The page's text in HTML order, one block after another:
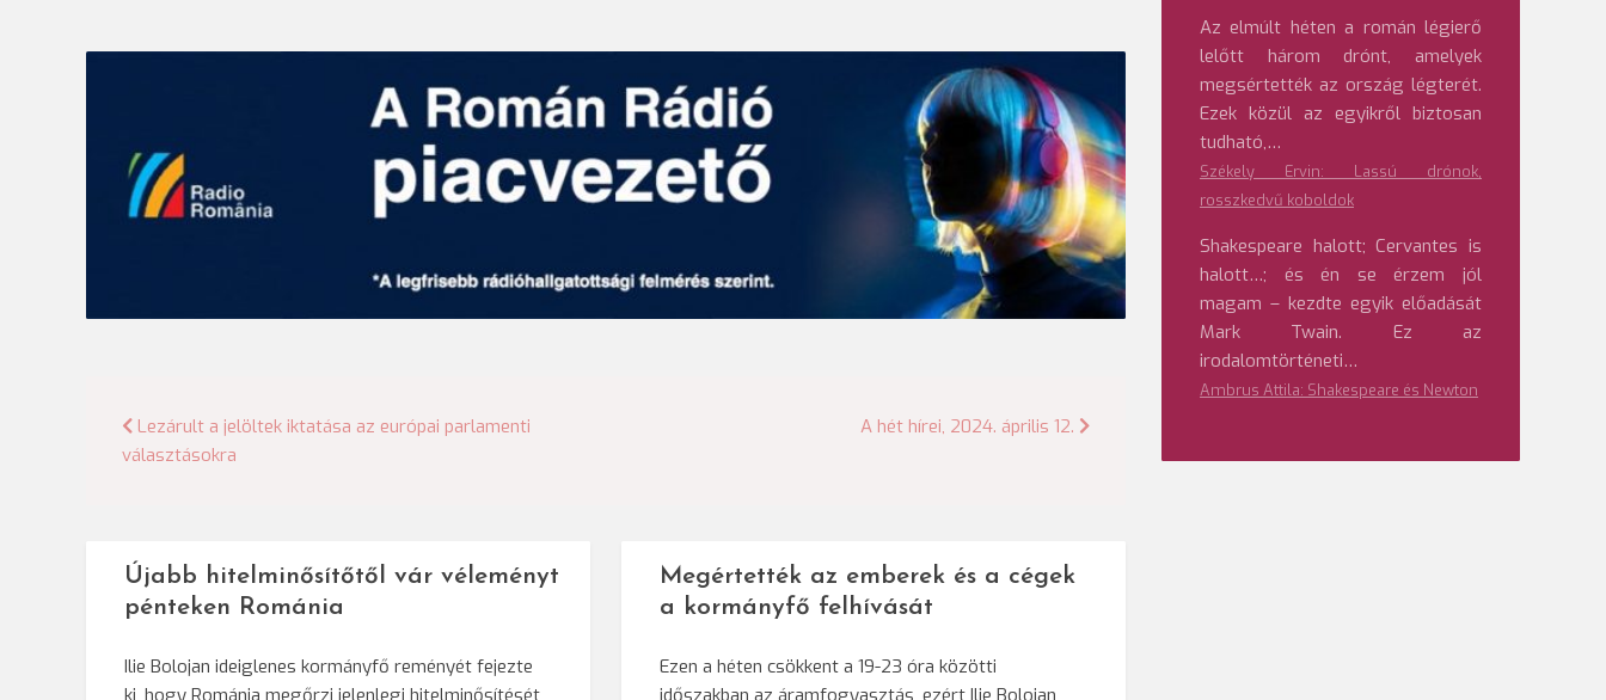
Bejegyzés
Lezárult a jelöltek iktatása az európai parlamenti
választásokra
A hét hírei, 2024. április 12.
Újabb hitelminősítőtől vár véleményt
pénteken Románia
Ilie Bolojan ideiglenes kormányfő reményét fejezte
Megértették az emberek és a cégek
a kormányfő felhívását
Ezen a héten csökkent a 19-23 óra közötti
Az elmúlt héten a román légierő
lelőtt három drónt, amelyek
megsértették az ország légterét.
Ezek közül az egyikről biztosan
tudható,…
Székely Ervin: Lassú drónok,
rosszkedvű koboldok
Shakespeare halott; Cervantes is
halott…; és én se érzem jól
magam – kezdte egyik előadását
Mark Twain. Ez az
irodalomtörténeti…
Ambrus Attila: Shakespeare és Newton